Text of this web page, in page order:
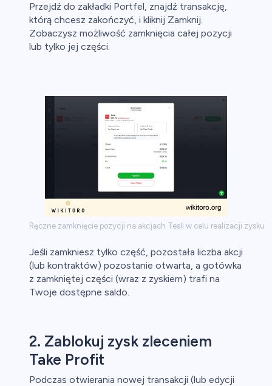
Przejdź do zakładki Portfel, znajdź transakcję,
którą chcesz zakończyć, i kliknij Zamknij.
Zobaczysz możliwość zamknięcia całej pozycji
lub tylko jej części.
Ręczne zamknięcie pozycji na akcjach Tesli w celu realizacji zysku
Jeśli zamkniesz tylko część, pozostała liczba akcji
(lub kontraktów) pozostanie otwarta, a gotówka
z zamkniętej części (wraz z zyskiem) trafi na
Twoje dostępne saldo.
2. Zablokuj zysk zleceniem
Take Profit
Podczas otwierania nowej transakcji (lub edycji